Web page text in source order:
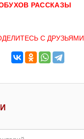
РАССКАЗЫ
С ДРУЗЬЯМИ